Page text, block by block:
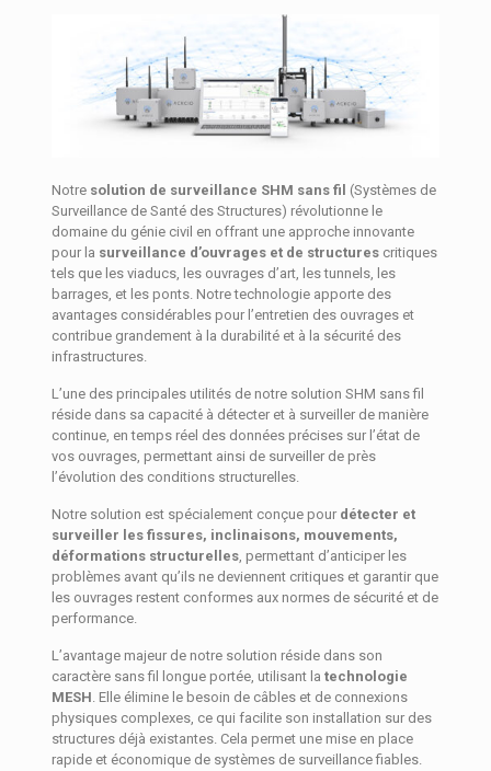
Notre solution de surveillance SHM sans fil (Systèmes de
Surveillance de Santé des Structures) révolutionne le
domaine du génie civil en offrant une approche innovante
pour la surveillance d’ouvrages et de structurescritiques
tels que les viaducs, les ouvrages d’art, les tunnels, les
barrages, et les ponts. Notre technologie apporte des
avantages considérables pour l’entretien des ouvrages et
contribue grandement à la durabilité et à la sécurité des
infrastructures.
L’une des principales utilités de notre solution SHM sans fil
réside dans sa capacité à détecter et à surveiller de manière
continue, en temps réel des données précises sur l’état de
vos ouvrages, permettant ainsi de surveiller de près
l’évolution des conditions structurelles.
Notre solution est spécialement conçue pour détecter et
surveiller les fissures, inclinaisons, mouvements,
déformations structurelles, permettant d’anticiper les
problèmes avant qu’ils ne deviennent critiques et garantir que
les ouvrages restent conformes aux normes de sécurité et de
performance.
L’avantage majeur de notre solution réside dans son
caractère sans fil longue portée, utilisant la technologie
MESH . Elle élimine le besoin de câbles et de connexions
physiques complexes, ce qui facilite son installation sur des
structures déjà existantes. Cela permet une mise en place
rapide et économique de systèmes de surveillance fiables.